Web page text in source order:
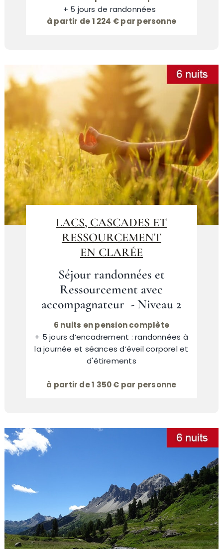
+ 5 jours de randonnées
à partir de 1 224 € par personne
LACS, CASCADES ET
RESSOURCEMENT
EN CLARÉE
Séjour randonnées et
Ressourcement avec
accompagnateur - Niveau 2
6 nuits en pension complète
+ 5 jours d’encadrement : randonnées à
la journée et séances d’éveil corporel et
d'étirements
à partir de 1 350 € par personne